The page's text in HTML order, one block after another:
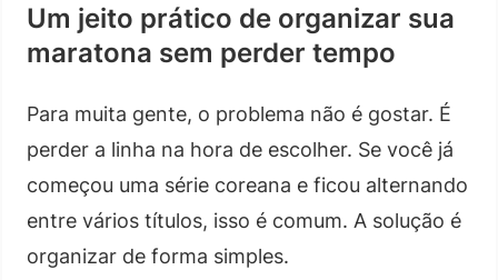
Um jeito prático de organizar sua
maratona sem perder tempo
Para muita gente, o problema não é gostar. É
perder a linha na hora de escolher. Se você já
começou uma série coreana e ficou alternando
entre vários títulos, isso é comum. A solução é
organizar de forma simples.